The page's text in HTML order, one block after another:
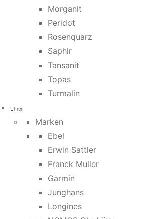
Morganit
Peridot
Rosenquarz
Saphir
Tansanit
Topas
Turmalin
Uhren
Marken
Ebel
Erwin Sattler
Franck Muller
Garmin
Junghans
Longines